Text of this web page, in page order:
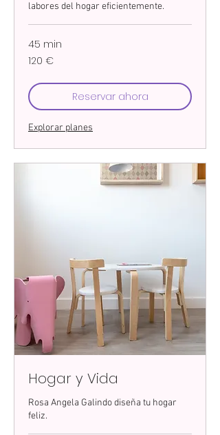
labores del hogar eficientemente.
45 min
120
euros
120 €
Reservar ahora
Explorar planes
Hogar y Vida
Rosa Angela Galindo diseña tu hogar
feliz.